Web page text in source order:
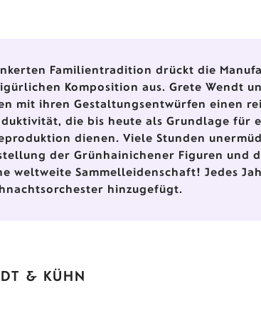
Familientradition drückt die
Komposition aus. Grete Wendt
mit ihren Gestaltungsentwürfen einen
die bis heute als Grundlage für
dienen. Viele Stunden
der Grünhainichener Figuren und
weltweite Sammelleidenschaft! Jedes
hinzugefügt.
& KÜHN